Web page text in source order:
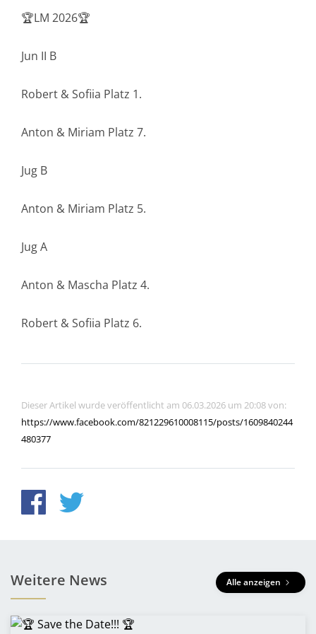
🏆LM 2026🏆
Jun II B
Robert & Sofiia Platz 1.
Anton & Miriam Platz 7.
Jug B
Anton & Miriam Platz 5.
Jug A
Anton & Mascha Platz 4.
Robert & Sofiia Platz 6.
Dieser Artikel wurde veröffentlicht am 06.03.2026 um 20:08 von:
https://www.facebook.com/821229610008115/posts/1609840244
480377
Weitere News Alle anzeigen